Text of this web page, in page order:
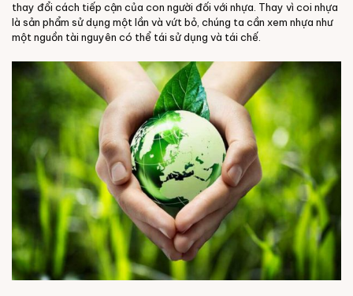
thay đổi cách tiếp cận của con người đối với nhựa. Thay vì coi nhựa
là sản phẩm sử dụng một lần và vứt bỏ, chúng ta cần xem nhựa như
một nguồn tài nguyên có thể tái sử dụng và tái chế.